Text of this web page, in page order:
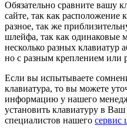
Обязательно сравните вашу
сайте, так как
разное, так же
шлейфа, так как одинаковые
несколько разных
но с разным креплением или
Если вы испытываете
клавиатура, то вы можете
информацию у нашего
установить клавиатуру в
специалистов нашего сервис